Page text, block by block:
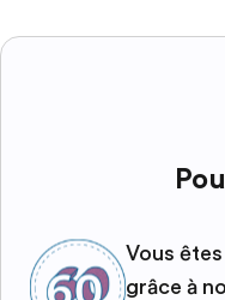
Vous
grâce à